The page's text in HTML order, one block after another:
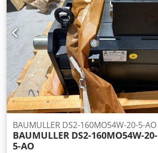
BAUMULLER DS2-160MO54W-20-5-AO
BAUMULLER DS2-160MO54W-20-
5-AO